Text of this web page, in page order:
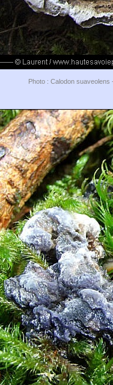
Photo : Calodon